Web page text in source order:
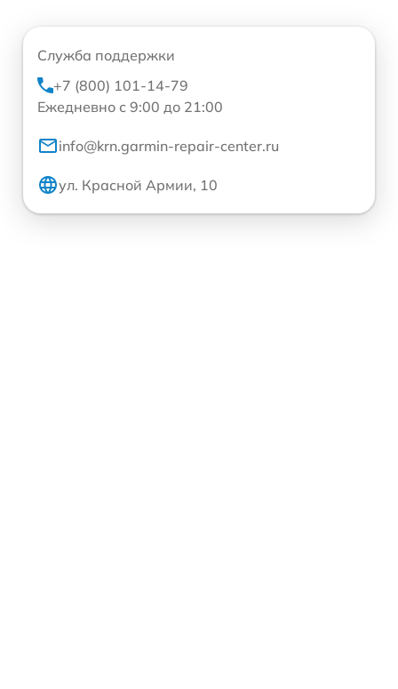
Служба поддержки
+7 (800) 101-14-79
Ежедневно с 9:00 до 21:00
info@krn.garmin-repair-center.ru
ул. Красной Армии, 10